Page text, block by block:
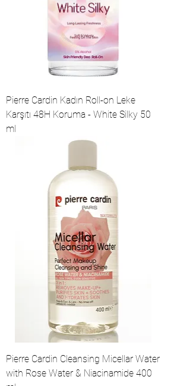
Pierre Cardin Kadın Roll-on Leke
Karşıtı 48H Koruma - White Silky 50
ml
Pierre Cardin Cleansing Micellar Water
with Rose Water & Niacinamide 400